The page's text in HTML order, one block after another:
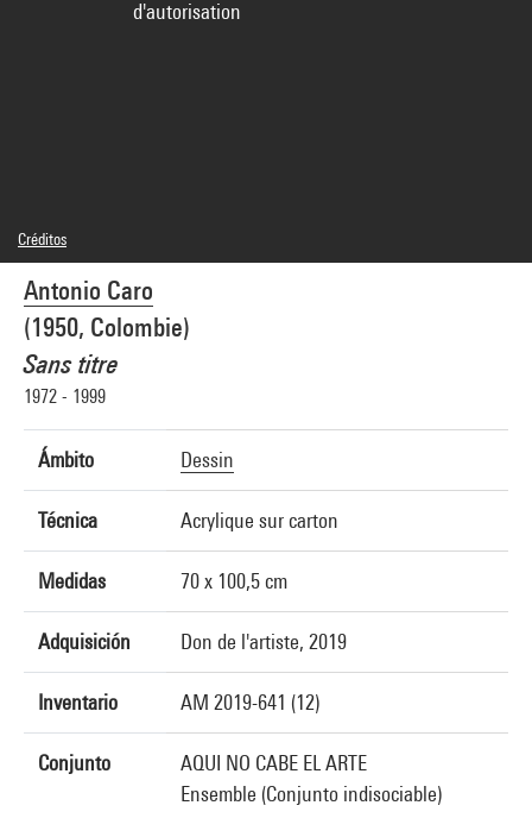
Antonio Caro
(1950, Colombie)
Sans titre
1972 - 1999
Ámbito Dessin
Técnica Acrylique sur carton
Medidas 70 x 100,5 cm
Adquisición Don de l'artiste, 2019
Inventario AM 2019-641 (12)
Conjunto
AQUI NO CABE EL ARTE
Ensemble (Conjunto indisociable)
d'autorisation
Créditos
© droits réservés
Créditos fotográficos : Centre Pompidou, MNAM-CCI/Joseph Banderet/Dist.
GrandPalaisRmn
Referencia de la imagen : 4Y11288
Difusión de la imagen :